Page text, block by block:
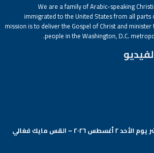
We are a family of Arabic-speaking
immigrated to the United States from all parts
mission is to deliver the Gospel of Christ and
people in the Washington, D.C.
– القس مايك فغالي